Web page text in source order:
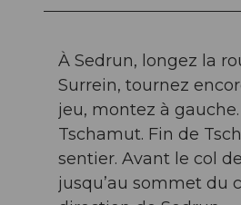
À Sedrun, longez la
Surrein, tournez
jeu, montez à
Tschamut. Fin de
sentier. Avant le col
jusqu’au sommet du